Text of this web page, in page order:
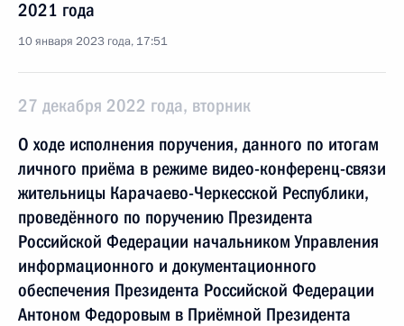
2021 года
10 января 2023 года, 17:51
27 декабря 2022 года, вторник
О ходе исполнения поручения, данного по итогам
личного приёма в режиме видео-конференц-связи
жительницы Карачаево-Черкесской Республики,
проведённого по поручению Президента
Российской Федерации начальником Управления
информационного и документационного
обеспечения Президента Российской Федерации
Антоном Федоровым в Приёмной Президента